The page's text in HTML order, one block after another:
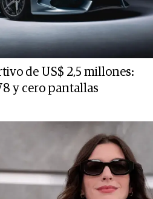
de US$ 2,5 millones:
y cero pantallas